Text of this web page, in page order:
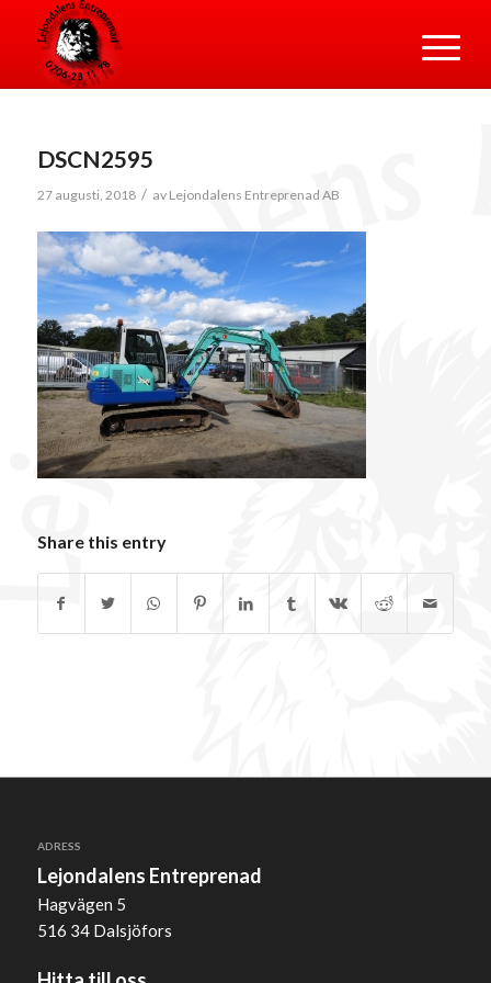
DSCN2595
27 augusti, 2018 / av Lejondalens Entreprenad AB
Share this entry
ADRESS
Lejondalens Entreprenad
Hagvägen 5
516 34 Dalsjöfors